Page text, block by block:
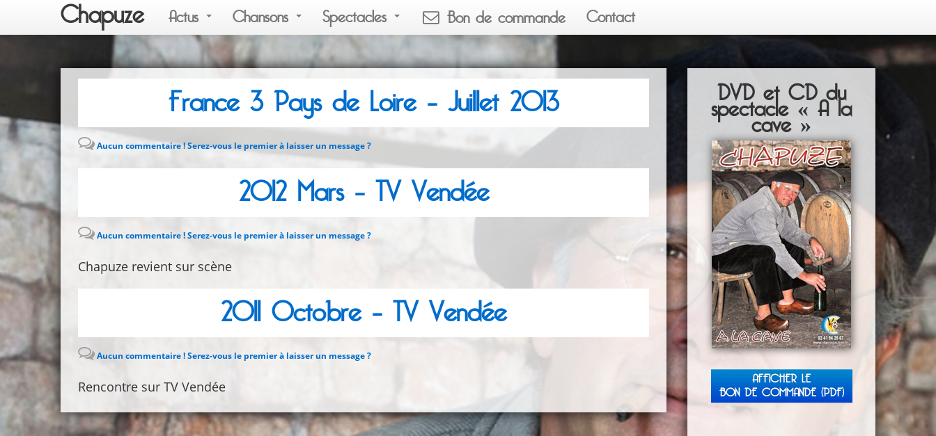
Chapuze Actus Chansons Spectacles Bon de commande Contact
France 3 Pays de Loire – Juillet 2013
Aucun commentaire ! Serez-vous le premier à laisser un message ?
2012 Mars – TV Vendée
Aucun commentaire ! Serez-vous le premier à laisser un message ?
Chapuze revient sur scène
2011 Octobre – TV Vendée
Aucun commentaire ! Serez-vous le premier à laisser un message ?
Rencontre sur TV Vendée
DVD et CD du
spectacle « A la
cave »
AFFICHER LE
BON DE COMMANDE (PDF)